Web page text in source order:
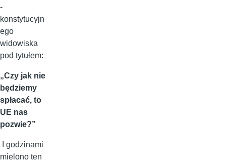
-
konstytucyjn
ego
widowiska
pod tytułem:
„Czy jak nie
będziemy
spłacać, to
UE nas
pozwie?”
I godzinami
mielono ten